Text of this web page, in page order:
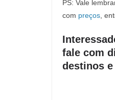
PS: Vale
com preços ,
fale com
destinos e